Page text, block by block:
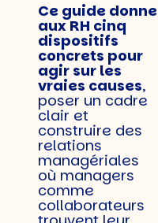
Ce guide donne
aux RH cinq
dispositifs
concrets pour
agir sur les
vraies causes,
poser un cadre
clair et
construire des
relations
managériales
où managers
comme
collaborateurs